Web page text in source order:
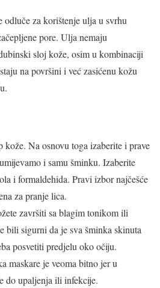
odluče za korištenje ulja u svrhu
pore. Ulja nemaju
sloj kože, osim u kombinaciji
na površini i već zasićenu kožu
kože. Na osnovu toga izaberite i prave
i samu šminku. Izaberite
i formaldehida. Pravi izbor najčešće
za pranje lica.
završiti sa blagim tonikom ili
bili sigurni da je sva šminka skinuta
posvetiti predjelu oko očiju.
maskare je veoma bitno jer u
do upaljenja ili infekcije.